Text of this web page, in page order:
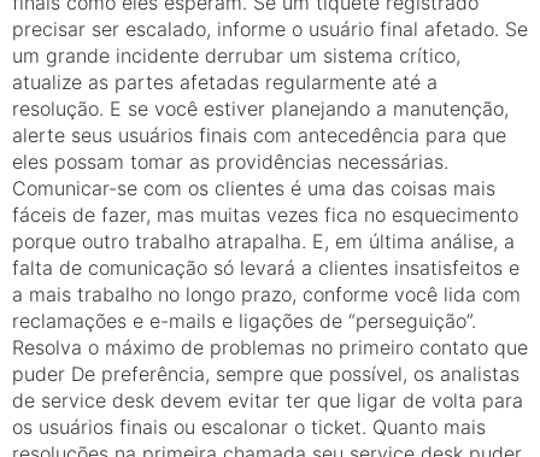
precisar ser escalado, informe o usuário final afetado. Se
um grande incidente derrubar um sistema crítico,
atualize as partes afetadas regularmente até a
resolução. E se você estiver planejando a manutenção,
alerte seus usuários finais com antecedência para que
eles possam tomar as providências necessárias.
Comunicar-se com os clientes é uma das coisas mais
fáceis de fazer, mas muitas vezes fica no esquecimento
porque outro trabalho atrapalha. E, em última análise, a
falta de comunicação só levará a clientes insatisfeitos e
a mais trabalho no longo prazo, conforme você lida com
reclamações e e-mails e ligações de “perseguição”.
Resolva o máximo de problemas no primeiro contato que
puder De preferência, sempre que possível, os analistas
de service desk devem evitar ter que ligar de volta para
os usuários finais ou escalonar o ticket. Quanto mais